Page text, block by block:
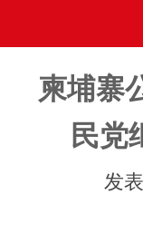
柬埔寨
民党
发